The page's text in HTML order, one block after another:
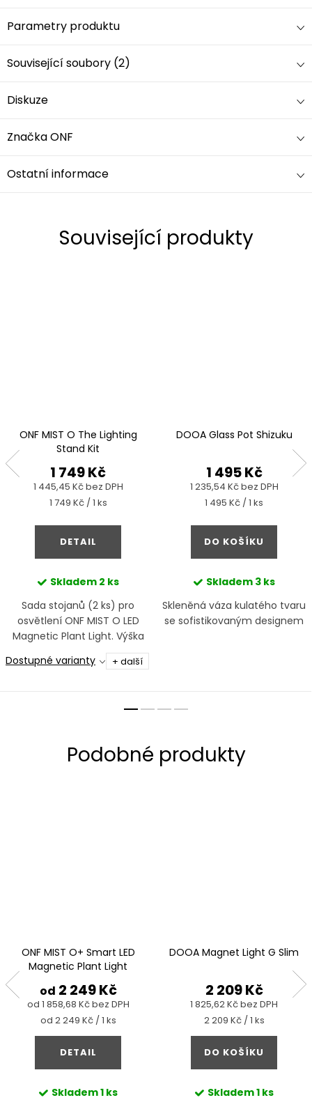
Parametry produktu
Související soubory (2)
Diskuze
ZnačkaONF
Ostatní informace
Související produkty
ONF MIST O The Lighting
Stand Kit
1 445,45 Kč bez DPH
1 749 Kč
Měrná
1 749 Kč / 1 ks
DETAIL
Skladem 2 ks
Sada stojanů (2 ks) pro
osvětlení ONF MIST O LED
Magnetic Plant Light. Výška
Dostupné varianty + další
DOOA Glass Pot Shizuku
1 235,54 Kč bez DPH
1 495 Kč
Měrná
1 495 Kč / 1 ks
DO KOŠÍKU
Skladem 3 ks
Skleněná váza kulatého tvaru
se sofistikovaným designem
ONF MIST O+ Smart LED
Magnetic Plant Light
od 1 858,68 Kč bez DPH
od 2 249 Kč
Měrná
cena:
od 2 249 Kč / 1 ks
DETAIL
Skladem1 ks
DOOA Magnet Light G Slim
1 825,62 Kč bez DPH
2 209 Kč
Měrná
cena:
2 209 Kč / 1 ks
DO KOŠÍKU
Skladem1 ks